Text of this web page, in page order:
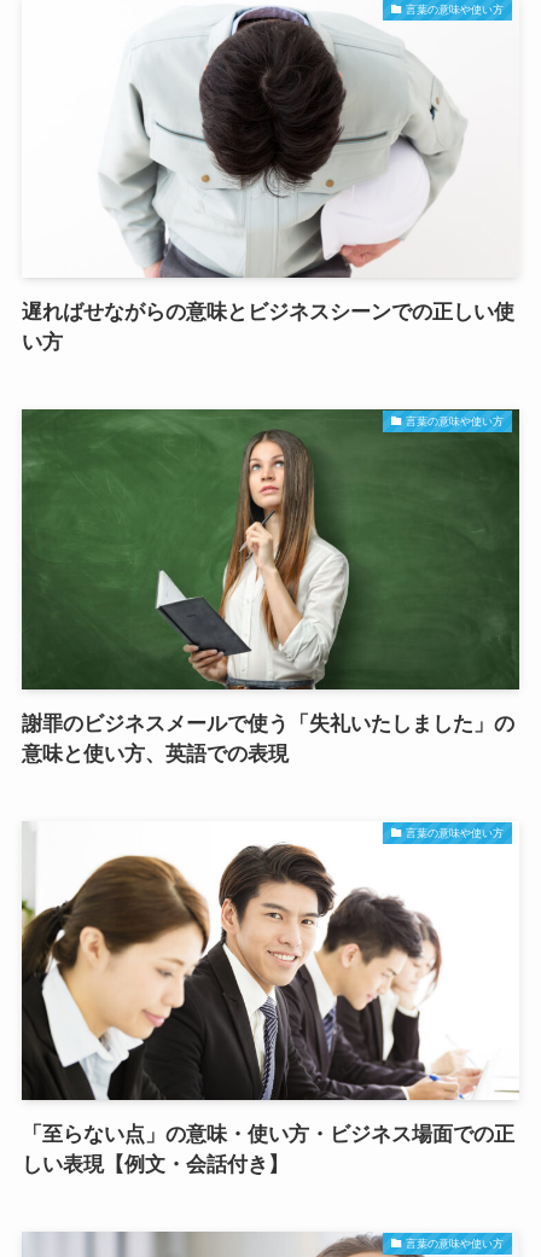
言葉の意味や使い方
遅ればせながらの意味とビジネスシーンでの正しい使
い方
言葉の意味や使い方
謝罪のビジネスメールで使う「失礼いたしました」の
意味と使い方、英語での表現
言葉の意味や使い方
「至らない点」の意味・使い方・ビジネス場面での正
しい表現【例文・会話付き】
言葉の意味や使い方